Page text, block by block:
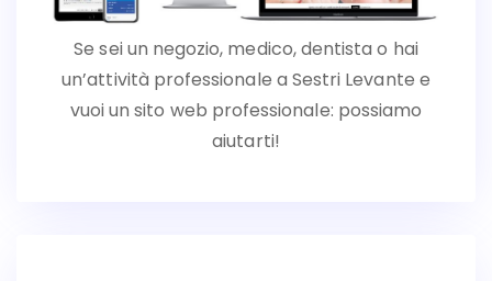
Se sei un negozio, medico, dentista o hai
un’attività professionale a Sestri Levante e
vuoi un sito web professionale: possiamo
aiutarti!